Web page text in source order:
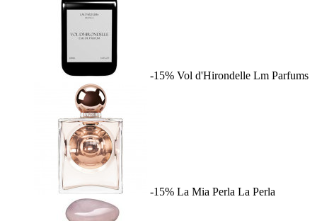
-15% Vol d'Hirondelle Lm Parfums
-15% La Mia Perla La Perla